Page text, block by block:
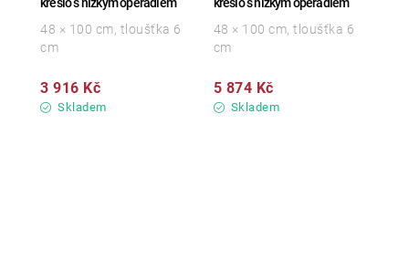
Skladem
3 916 Kč
48 × 100 cm, tloušťka 6
cm
Skladem
5 874 Kč
48 × 100 cm, tloušťka 6
cm